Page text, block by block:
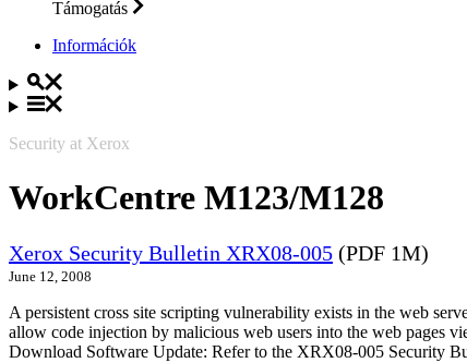
Támogatás
Információk
Security at Xerox
WorkCentre M123/M128
Xerox Security Bulletin XRX08-005 (PDF 1M)
June 12, 2008
A persistent cross site scripting vulnerability exists in the web
allow code injection by malicious web users into the web pages
Download Software Update: Refer to the XRX08-005 Security